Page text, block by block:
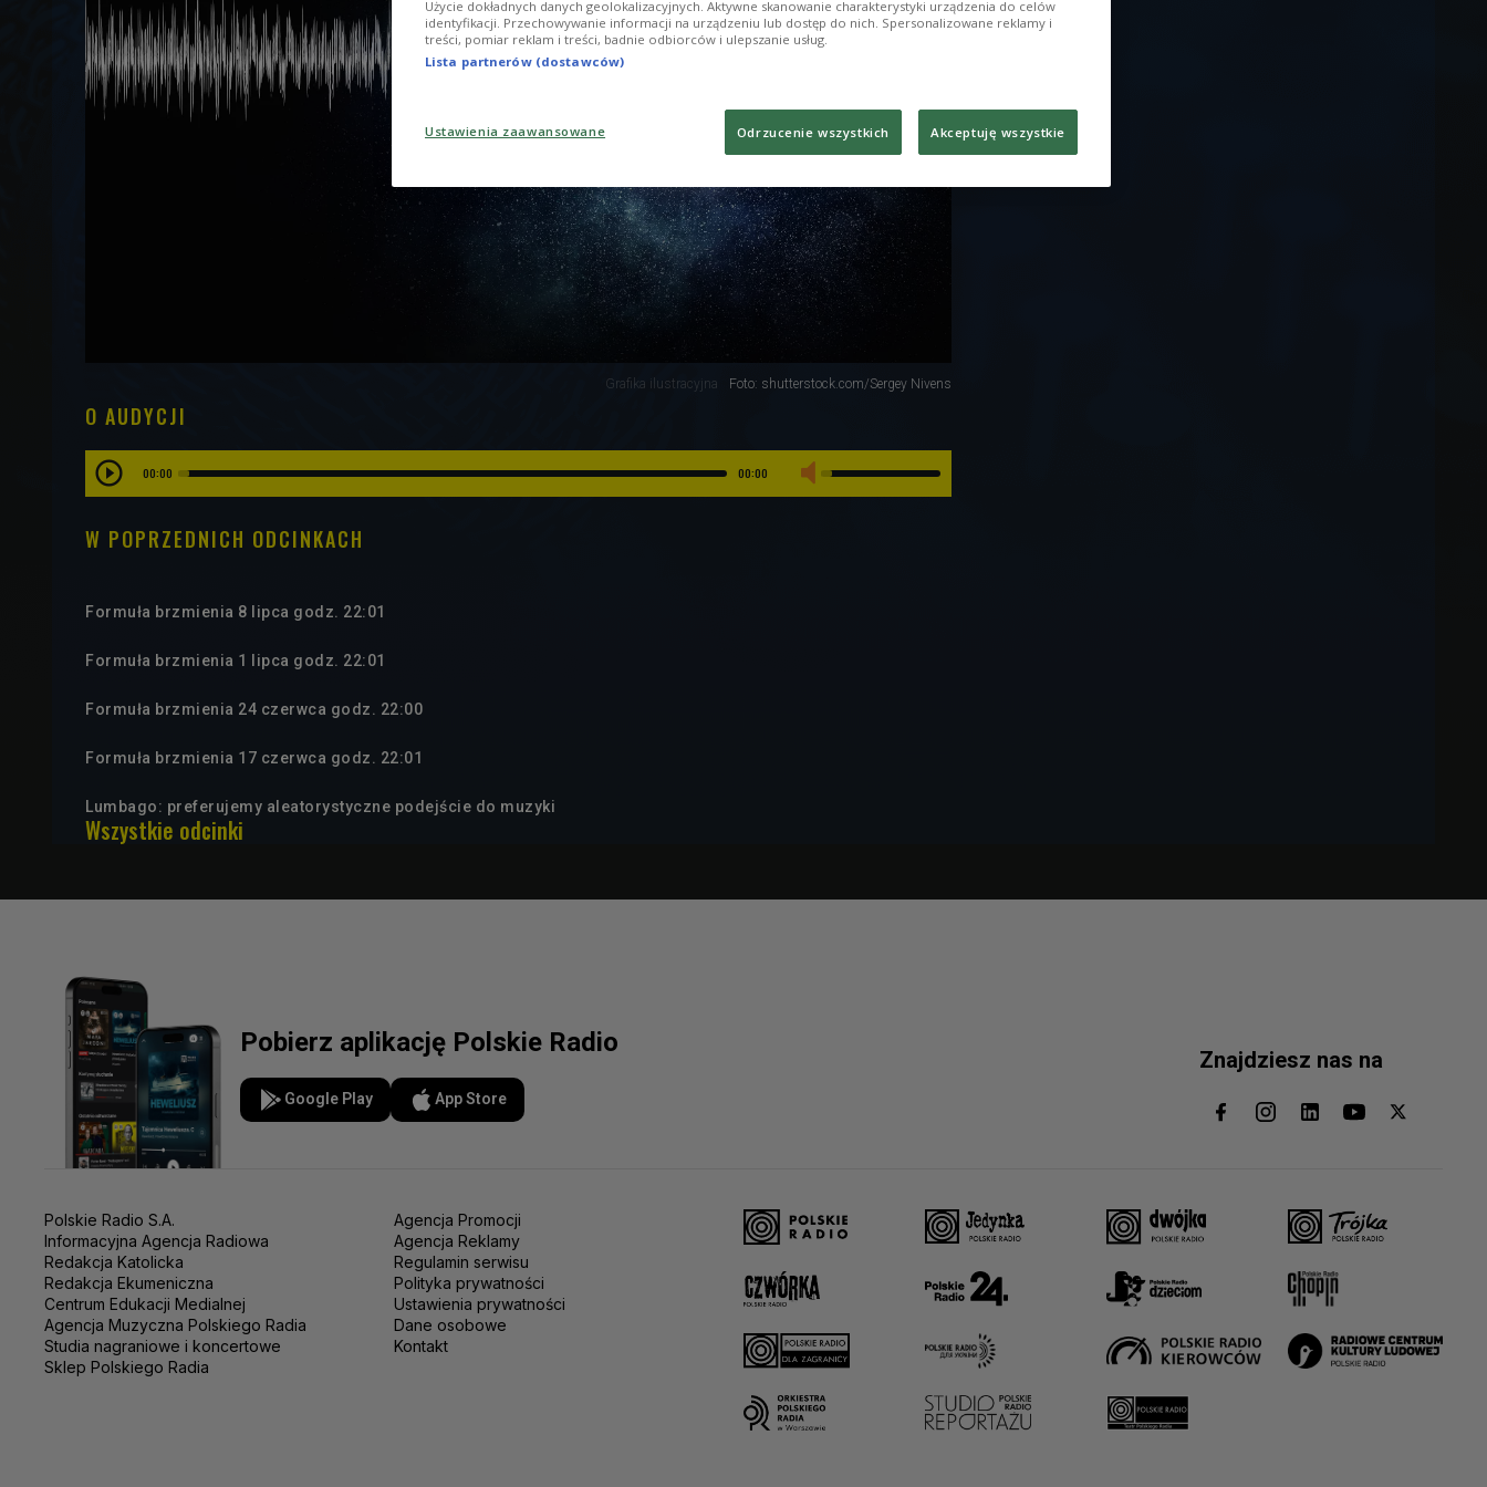
Grafika ilustracyjna Foto: shutterstock.com/Sergey Nivens
O AUDYCJI
00:00 00:00
W POPRZEDNICH ODCINKACH
Formuła brzmienia 8 lipca godz. 22:01
Formuła brzmienia 1 lipca godz. 22:01
Formuła brzmienia 24 czerwca godz. 22:00
Formuła brzmienia 17 czerwca godz. 22:01
Lumbago: preferujemy aleatorystyczne podejście do muzyki
Wszystkie odcinki
Pobierz aplikację Polskie Radio
Google Play App Store
Znajdziesz nas na
Polskie Radio S.A.
Informacyjna Agencja Radiowa
Redakcja Katolicka
Redakcja Ekumeniczna
Centrum Edukacji Medialnej
Agencja Muzyczna Polskiego Radia
Studia nagraniowe i koncertowe
Sklep Polskiego Radia
Agencja Promocji
Agencja Reklamy
Regulamin serwisu
Polityka prywatności
Ustawienia prywatności
Dane osobowe
Kontakt
Użycie dokładnych danych geolokalizacyjnych. Aktywne skanowanie charakterystyki urządzenia do celów
identyfikacji. Przechowywanie informacji na urządzeniu lub dostęp do nich. Spersonalizowane reklamy i
treści, pomiar reklam i treści, badnie odbiorców i ulepszanie usług.
Lista partnerów (dostawców)
Ustawienia zaawansowane Odrzucenie wszystkich Akceptuję wszystkie